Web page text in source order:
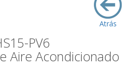
Atrás
PV6
Aire Acondicionado